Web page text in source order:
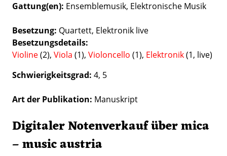
Gattung(en) Ensemblemusik Elektronische Musik
Besetzung Quartett Elektronik live
Besetzungsdetails
Violine(2), Viola (1), Violoncello (1), Elektronik(1, live)
Schwierigkeitsgrad 4 5
Art der Publikation Manuskript
Digitaler Notenverkauf über mica
– music austria